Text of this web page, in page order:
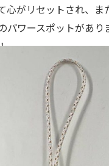
がリセットされ、
ワースポットがあり